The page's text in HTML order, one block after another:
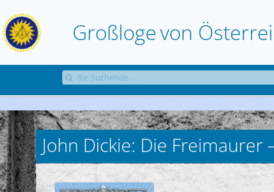
Inhalt
springen
Großlogevon
Suche
nach:
John Dickie: Die Freimaurer